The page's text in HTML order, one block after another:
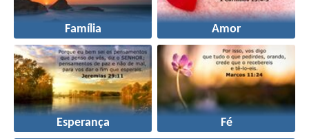
Família Amor
Esperança Fé